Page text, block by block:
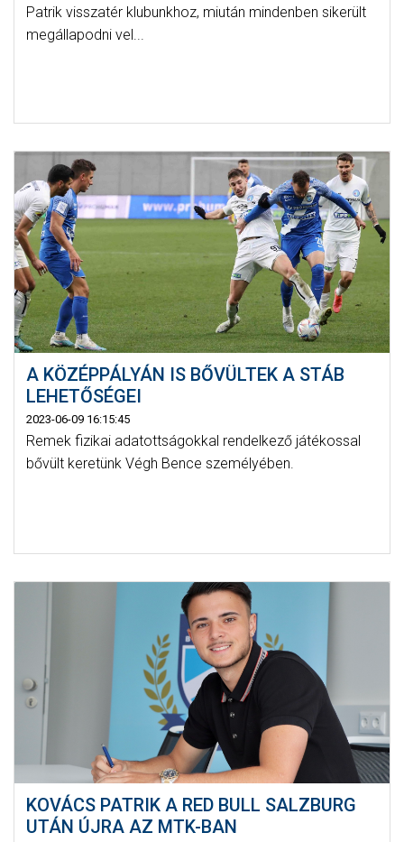
Patrik visszatér klubunkhoz, miután mindenben sikerült
megállapodni vel...
A KÖZÉPPÁLYÁN IS BŐVÜLTEK A STÁB
LEHETŐSÉGEI
2023-06-09 16:15:45
Remek fizikai adatottságokkal rendelkező játékossal
bővült keretünk Végh Bence személyében.
KOVÁCS PATRIK A RED BULL SALZBURG
UTÁN ÚJRA AZ MTK-BAN